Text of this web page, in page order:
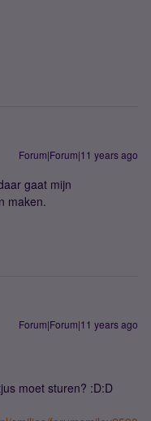
Forum|Forum|11 years ago
gaat mijn
maken.
Forum|Forum|11 years ago
moet sturen? :D:D